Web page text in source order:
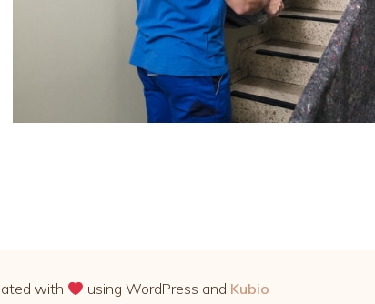
with using WordPress and Kubio